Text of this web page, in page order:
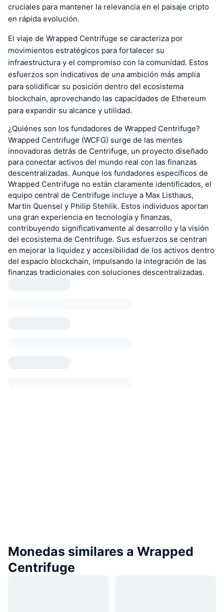
cruciales para mantener la relevancia en el paisaje cripto
en rápida evolución.
El viaje de Wrapped Centrifuge se caracteriza por
movimientos estratégicos para fortalecer su
infraestructura y el compromiso con la comunidad. Estos
esfuerzos son indicativos de una ambición más amplia
para solidificar su posición dentro del ecosistema
blockchain, aprovechando las capacidades de Ethereum
para expandir su alcance y utilidad.
¿Quiénes son los fundadores de Wrapped Centrifuge?
Wrapped Centrifuge (WCFG) surge de las mentes
innovadoras detrás de Centrifuge, un proyecto diseñado
para conectar activos del mundo real con las finanzas
descentralizadas. Aunque los fundadores específicos de
Wrapped Centrifuge no están claramente identificados, el
equipo central de Centrifuge incluye a Max Listhaus,
Martin Quensel y Philip Stehlik. Estos individuos aportan
una gran experiencia en tecnología y finanzas,
contribuyendo significativamente al desarrollo y la visión
del ecosistema de Centrifuge. Sus esfuerzos se centran
en mejorar la liquidez y accesibilidad de los activos dentro
del espacio blockchain, impulsando la integración de las
finanzas tradicionales con soluciones descentralizadas.
Monedas similares a Wrapped
Centrifuge